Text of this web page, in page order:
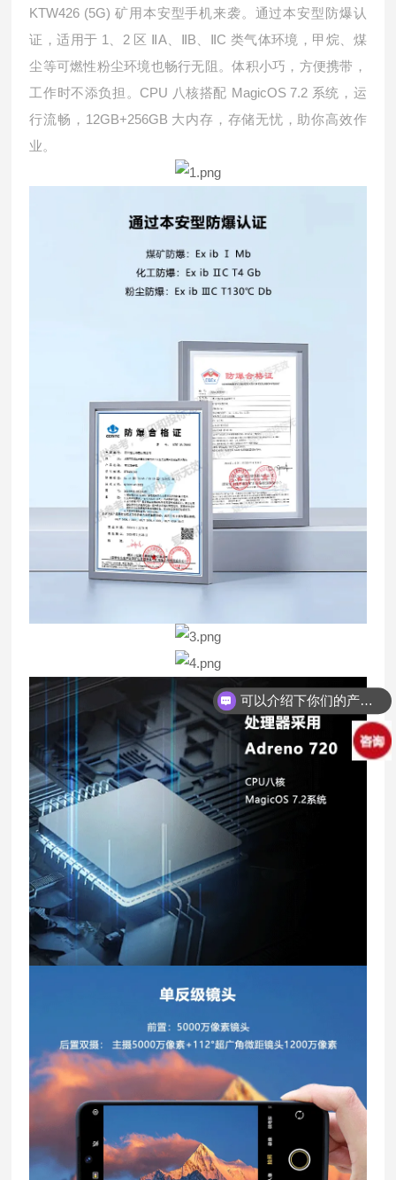
KTW426 (5G)矿用本安型手机来袭。通过本安型防爆认
证，适用于 1 2 区 A、 B C 类气体环境，甲烷、煤
尘等可燃性粉尘环境也畅行无阻。体积小巧，方便携带，
工作时不添负担。 CPU 八核搭配 MagicOS 7.2 系统，运
行流畅， 12GB+256GB 大内存，存储无忧，助你高效作
业。
可以介绍下你们的产品么？